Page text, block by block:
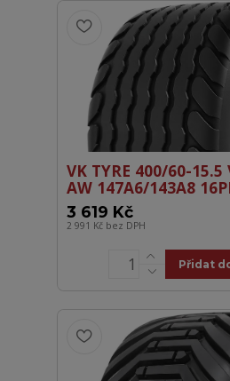
VK TYRE 400/60-15.5
AW 147A6/143A8
3 619 Kč
2 991 Kč bez DPH
Přidat